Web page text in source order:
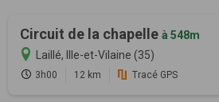
Circuit de la chapelle à 548m
Laillé, Ille-et-Vilaine (35)
3h00 12 km Tracé GPS